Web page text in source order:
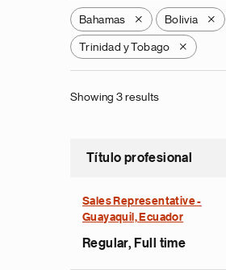
Bahamas X Bolivia X
Trinidad y Tobago X
Showing 3 results
Título profesional
Sales Representative -
Guayaquil, Ecuador
Regular, Full time